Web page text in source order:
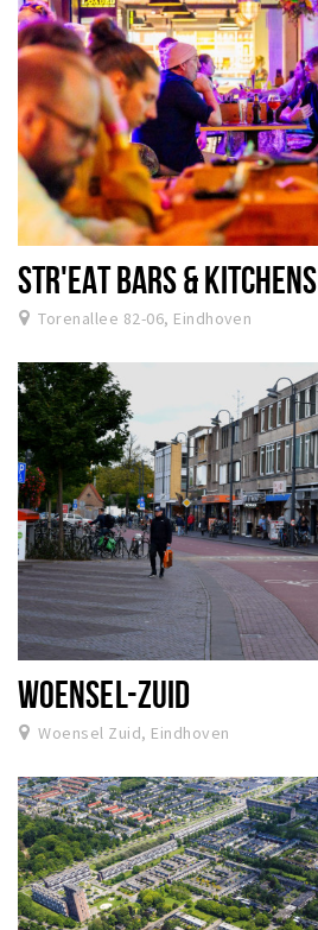
STR'EAT BARS & KITCHENS
Torenallee 82-06, Eindhoven
WOENSEL-ZUID
Woensel Zuid, Eindhoven